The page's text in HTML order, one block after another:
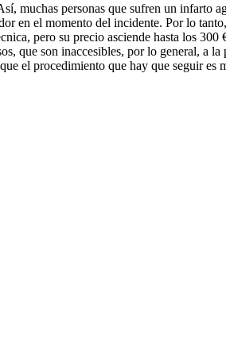
muchas personas que sufren un infarto
en el momento del incidente. Por lo
pero su precio asciende hasta los
que son inaccesibles, por lo general, a
el procedimiento que hay que seguir es